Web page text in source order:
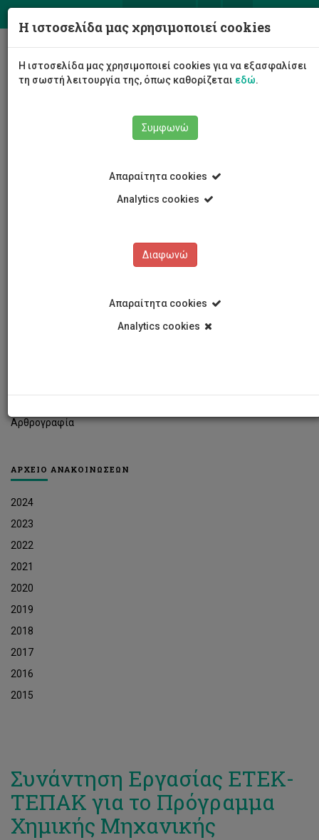
Αρθρογραφία
ΑΡΧΕΙΟ ΑΝΑΚΟΙΝΩΣΕΩΝ
2024
2023
2022
2021
2020
2019
2018
2017
2016
2015
Συνάντηση Εργασίας ΕΤΕΚ-
ΤΕΠΑΚ για το Πρόγραμμα
Χημικής Μηχανικής
Η ιστοσελίδα μας χρησιμοποιεί cookies
Η ιστοσελίδα μας χρησιμοποιεί cookies για να εξασφαλίσει
τη σωστή λειτουργία της, όπως καθορίζεται εδώ.
Συμφωνώ
Απαραίτητα cookies
Analytics cookies
Διαφωνώ
Απαραίτητα cookies
Analytics cookies